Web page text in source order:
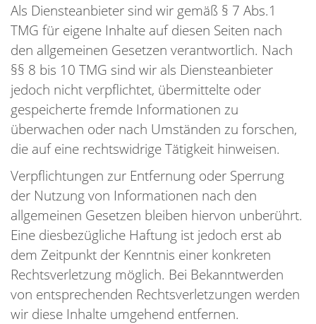
Als Diensteanbieter sind wir gemäß § 7 Abs.1
TMG für eigene Inhalte auf diesen Seiten nach
den allgemeinen Gesetzen verantwortlich. Nach
§§ 8 bis 10 TMG sind wir als Diensteanbieter
jedoch nicht verpflichtet, übermittelte oder
gespeicherte fremde Informationen zu
überwachen oder nach Umständen zu forschen,
die auf eine rechtswidrige Tätigkeit hinweisen.
Verpflichtungen zur Entfernung oder Sperrung
der Nutzung von Informationen nach den
allgemeinen Gesetzen bleiben hiervon unberührt.
Eine diesbezügliche Haftung ist jedoch erst ab
dem Zeitpunkt der Kenntnis einer konkreten
Rechtsverletzung möglich. Bei Bekanntwerden
von entsprechenden Rechtsverletzungen werden
wir diese Inhalte umgehend entfernen.